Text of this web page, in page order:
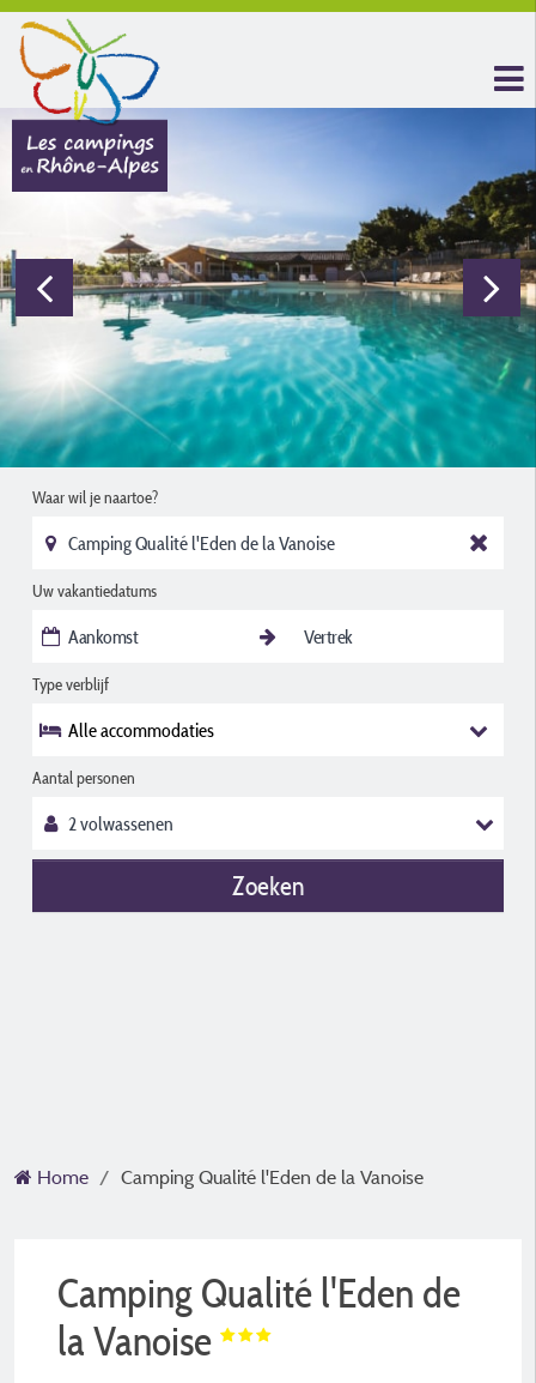
Waar wil je naartoe?
Uw vakantiedatums
Type verblijf
Alle accommodaties
Aantal personen
Zoeken
Home Camping Qualité l'Eden de la Vanoise
Camping Qualité l'Eden de
la Vanoise